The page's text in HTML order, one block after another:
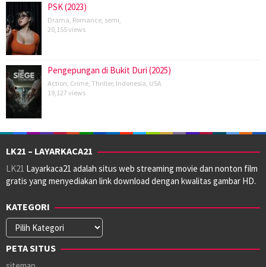
PSK (2023)
Drama Romance semi
20,155 views
Pengepungan di Bukit Duri (2025)
Action Crime Thriller, Indonesia USA
19,127 views
LK21 – LAYARKACA21
LK21 Layarkaca21 adalah situs web streaming movie dan nonton film
gratis yang menyediakan link download dengan kwalitas gambar HD.
KATEGORI
Kategori
PETA SITUS